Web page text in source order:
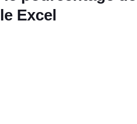
Excel